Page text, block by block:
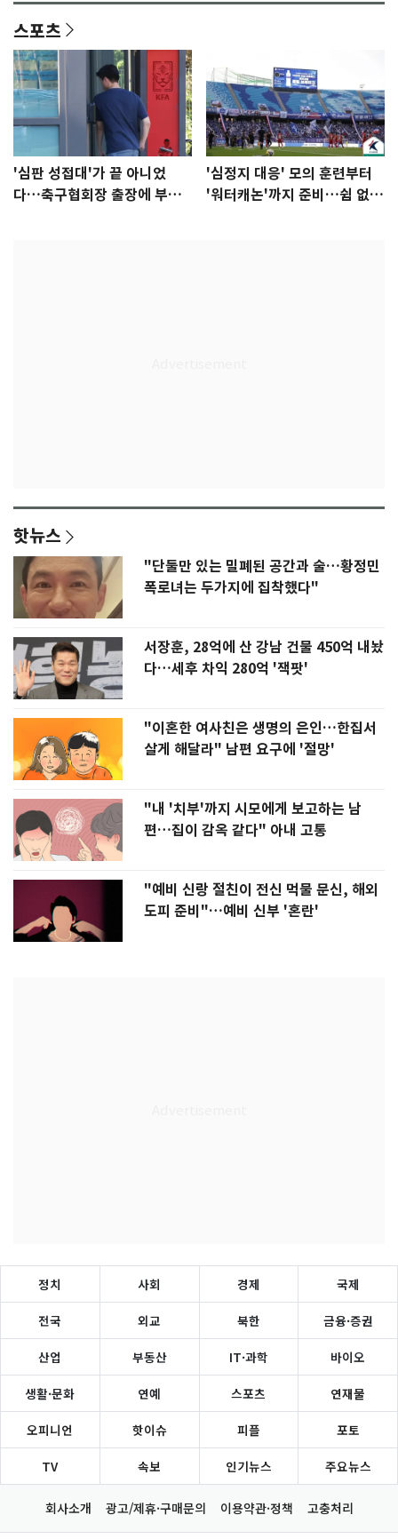
스포츠
'심판 성접대'가 끝 아니었
다…축구협회장 출장에 부인
'심정지 대응' 모의 훈련부터
'워터캐논'까지 준비…쉼 없는
핫뉴스
"단둘만 있는 밀폐된 공간과 술…황정민
폭로녀는 두가지에 집착했다"
서장훈, 28억에 산 강남 건물 450억 내놨
다…세후 차익 280억 '잭팟'
"이혼한 여사친은 생명의 은인…한집서
살게 해달라" 남편 요구에 '절망'
"내 '치부'까지 시모에게 보고하는 남
편…집이 감옥 같다" 아내 고통
"예비 신랑 절친이 전신 먹물 문신, 해외
도피 준비"…예비 신부 '혼란'
정치 사회 경제 국제
전국 외교 북한 금융·증권
산업 부동산 IT·과학 바이오
생활·문화 연예 스포츠 연재물
오피니언 핫이슈 피플 포토
TV 속보 인기뉴스 주요뉴스
회사소개 광고/제휴·구매문의 이용약관·정책 고충처리